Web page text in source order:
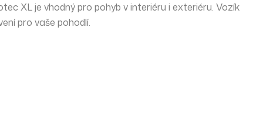
XL je vhodný pro pohyb v interiéru i exteriéru. Vozík
pro vaše pohodlí.